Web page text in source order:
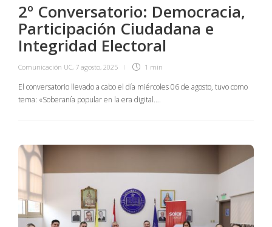
2º Conversatorio: Democracia,
Participación Ciudadana e
Integridad Electoral
Comunicación UC, 7 agosto, 2025 1 min
El conversatorio llevado a cabo el día miércoles 06 de agosto, tuvo como
tema: «Soberanía popular en la era digital….